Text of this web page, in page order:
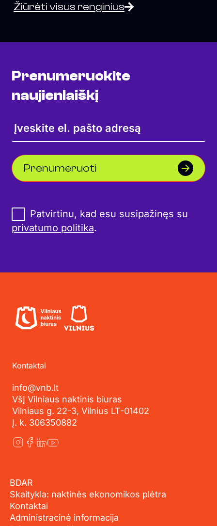
Žiūrėti visus renginius
Prenumeruokite
naujienlaiškį
Prenumeruoti
Patvirtinu, kad esu susipažinęs su
privatumo politika.
Kontaktai
info@vnb.lt
VšĮ Vilniaus naktinis biuras
Vilniaus g. 22-3, Vilnius LT-01402
Į. k. 306350882
BDAR
Skaitykla: naktinės ekonomikos plėtra
Kontaktai
Administracinė informacija